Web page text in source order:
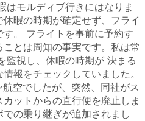
はモルディブ行きにはなりま
暇の時期が確定せず、フライ
す。 フライトを事前に予約す
とは周知の事実です。私は常
監視し、休暇の時期が 決まる
報をチェックしていました。
空でしたが、突然、同社がス
ットからの直行便を廃止しま
の乗り継ぎが追加されまし